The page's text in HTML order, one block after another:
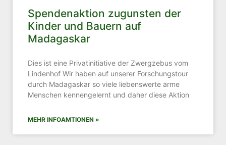
Spendenaktion zugunsten der
Kinder und Bauern auf
Madagaskar
Dies ist eine Privatinitiative der Zwergzebus vom
Lindenhof Wir haben auf unserer Forschungstour
durch Madagaskar so viele liebenswerte arme
Menschen kennengelernt und daher diese Aktion
MEHR INFOAMTIONEN »